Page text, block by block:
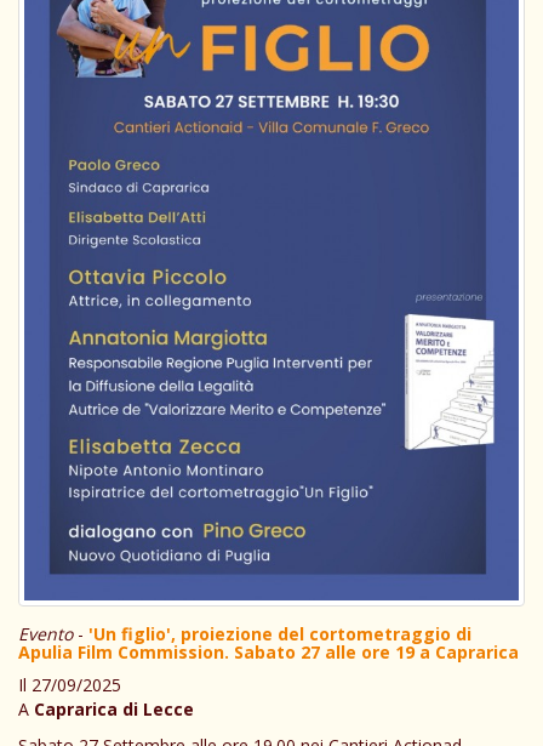
Evento- 'Un figlio', proiezione del cortometraggio di
Apulia Film Commission. Sabato 27 alle ore 19 a Caprarica
Il 27/09/2025
A Caprarica di Lecce